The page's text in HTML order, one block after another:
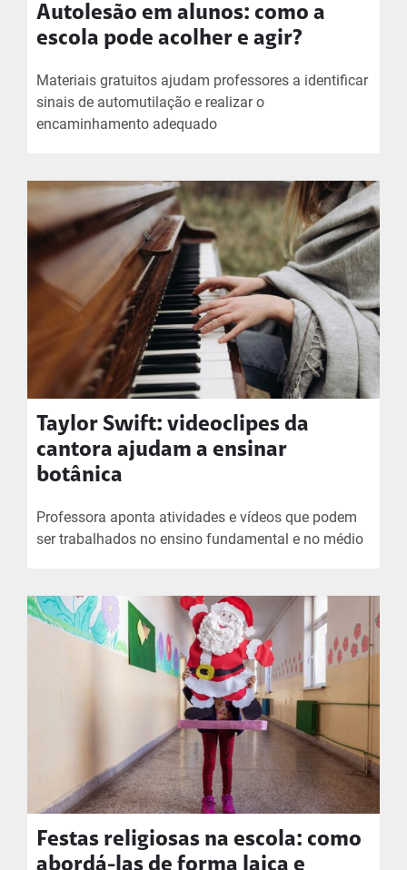
Autolesão em alunos: como a
escola pode acolher e agir?
Materiais gratuitos ajudam professores a identificar
sinais de automutilação e realizar o
encaminhamento adequado
Taylor Swift: videoclipes da
cantora ajudam a ensinar
botânica
Professora aponta atividades e vídeos que podem
ser trabalhados no ensino fundamental e no médio
Festas religiosas na escola: como
abordá-las de forma laica e